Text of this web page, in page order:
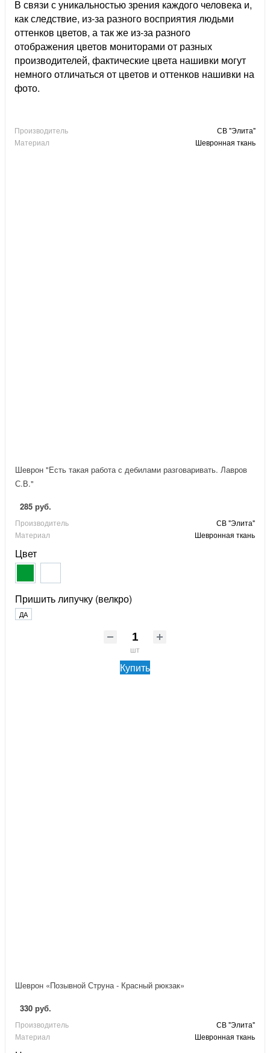
В связи с уникальностью зрения каждого человека и,
как следствие, из-за разного восприятия людьми
оттенков цветов, а так же из-за разного
отображения цветов мониторами от разных
производителей, фактические цвета нашивки могут
немного отличаться от цветов и оттенков нашивки на
фото.
Производитель
СВ "Элита"
Материал
Шевронная ткань
Шеврон "Есть такая работа с дебилами разговаривать. Лавров
С.В."
285 руб.
Производитель
СВ "Элита"
Материал
Шевронная ткань
Цвет
Пришить липучку (велкро)
ДА
шт
Купить
Шеврон «Позывной Струна - Красный рюкзак»
330 руб.
Производитель
СВ "Элита"
Материал
Шевронная ткань